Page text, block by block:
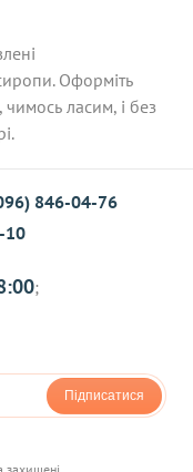
Оформіть
ласим, і без
846-04-76
10
;
Підписатися